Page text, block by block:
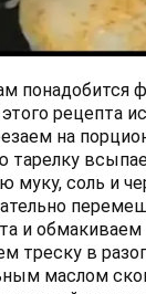
рецепта
на
тарелку
муку, соль и
и
треску в
маслом